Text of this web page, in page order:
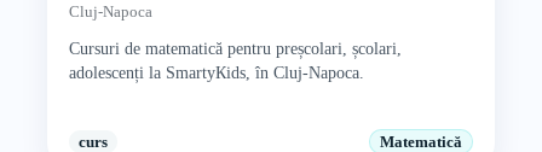
Cluj-Napoca
Cursuri de matematică pentru preșcolari, școlari,
adolescenți la SmartyКids, în Cluj-Napoca.
curs Matematică